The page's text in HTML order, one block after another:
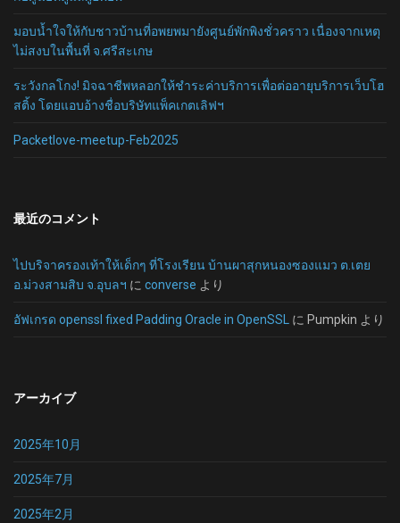
มอบน้ำใจให้กับชาวบ้านที่อพยพมายังศูนย์พักพิงชั่วคราว เนื่องจากเหตุ
ไม่สงบในพื้นที่ จ.ศรีสะเกษ
ระวังกลโกง! มิจฉาชีพหลอกให้ชำระค่าบริการเพื่อต่ออายุบริการเว็บโฮ
สติ้ง โดยแอบอ้างชื่อบริษัทแพ็คเกตเลิฟฯ
Packetlove-meetup-Feb2025
最近のコメント
ไปบริจาครองเท้าให้เด็กๆ ที่โรงเรียน บ้านผาสุกหนองซองแมว ต.เตย
อ.ม่วงสามสิบ จ.อุบลฯ に converse より
อัฟเกรด openssl fixed Padding Oracle in OpenSSL に Pumpkin より
アーカイブ
2025年10月
2025年7月
2025年2月